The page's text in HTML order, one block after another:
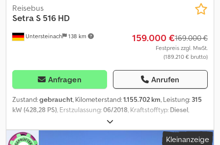
Untersteinach 138 km
Reisebus
Setra S 516 HD
159.000 €169.000 €
Festpreis zzgl. MwSt.
(189.210 € brutto)
Anfragen Anrufen
Zustand:gebraucht, Kilometerstand:1.155.702 km, Leistung: 315
kW (428,28 PS) , Erstzulassung:06/2018 , Kraftstofftyp: Diesel
, Emissionsklasse:
Bremsen:Retarder, Baujahr:2018, Ausstattung:ABS,
Anhängerkupplung, Elektronisches Stabilitätsprogramm (ESP),
Kleinanzeige